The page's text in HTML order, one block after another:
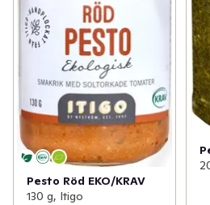
Pesto Röd EKO/KRAV
130 g, Itigo